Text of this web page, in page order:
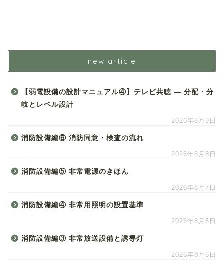
new article
【弱電設備の設計マニュアル④】テレビ共聴 ― 分配・分
岐とレベル設計
2026年8月9日
消防設備編⑥ 消防同意・検査の流れ
2026年8月8日
消防設備編⑤ 非常電源のきほん
2026年8月7日
消防設備編④ 非常用照明の設置基準
2026年8月6日
消防設備編③ 非常放送設備と誘導灯
2026年8月6日